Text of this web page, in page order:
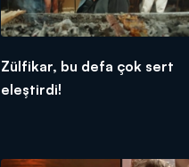
Zülfikar, bu defa çok sert
eleştirdi!